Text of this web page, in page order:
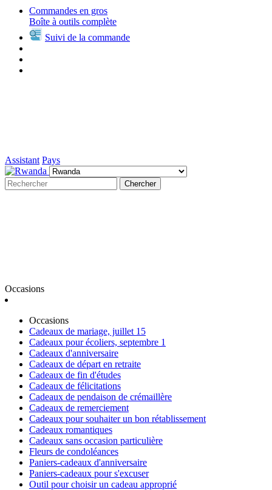
Commandes en gros
Boîte à outils complète
Suivi de la commande
Assistant Pays
Chercher
Occasions
Occasions
Cadeaux de mariage, juillet 15
Cadeaux pour écoliers, septembre 1
Cadeaux d'anniversaire
Cadeaux de départ en retraite
Cadeaux de fin d'études
Cadeaux de félicitations
Cadeaux de pendaison de crémaillère
Cadeaux de remerciement
Cadeaux pour souhaiter un bon rétablissement
Cadeaux romantiques
Cadeaux sans occasion particulière
Fleurs de condoléances
Paniers-cadeaux d'anniversaire
Paniers-cadeaux pour s'excuser
Outil pour choisir un cadeau approprié